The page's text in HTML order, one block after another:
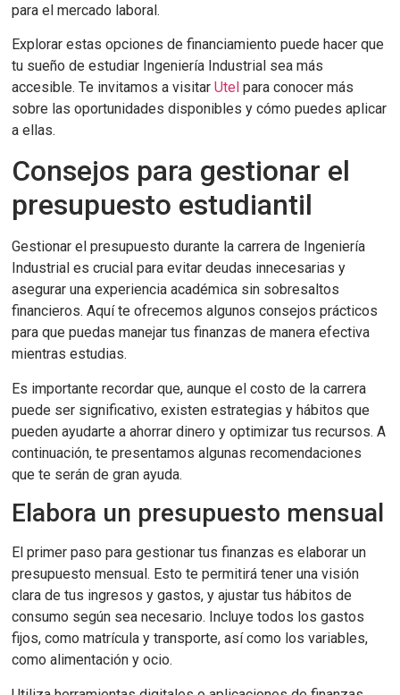
para el mercado laboral.
Explorar estas opciones de financiamiento puede hacer que
tu sueño de estudiar Ingeniería Industrial sea más
accesible. Te invitamos a visitarUtel para conocer más
sobre las oportunidades disponibles y cómo puedes aplicar
a ellas.
Consejos para gestionar el
presupuesto estudiantil
Gestionar el presupuesto durante la carrera de Ingeniería
Industrial es crucial para evitar deudas innecesarias y
asegurar una experiencia académica sin sobresaltos
financieros. Aquí te ofrecemos algunos consejos prácticos
para que puedas manejar tus finanzas de manera efectiva
mientras estudias.
Es importante recordar que, aunque el costo de la carrera
puede ser significativo, existen estrategias y hábitos que
pueden ayudarte a ahorrar dinero y optimizar tus recursos. A
continuación, te presentamos algunas recomendaciones
que te serán de gran ayuda.
Elabora un presupuesto mensual
El primer paso para gestionar tus finanzas es elaborar un
presupuesto mensual. Esto te permitirá tener una visión
clara de tus ingresos y gastos, y ajustar tus hábitos de
consumo según sea necesario. Incluye todos los gastos
fijos, como matrícula y transporte, así como los variables,
como alimentación y ocio.